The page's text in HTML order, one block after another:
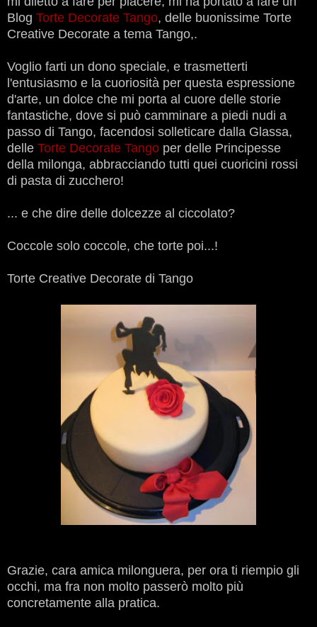
Blog Torte Decorate Tango, delle buonissime Torte
Creative Decorate a tema Tango,.
Voglio farti un dono speciale, e trasmetterti
l'entusiasmo e la cuoriosità per questa espressione
d'arte, un dolce che mi porta al cuore delle storie
fantastiche, dove si può camminare a piedi nudi a
passo di Tango, facendosi solleticare dalla Glassa,
delle Torte Decorate Tango per delle Principesse
della milonga, abbracciando tutti quei cuoricini rossi
di pasta di zucchero!
... e che dire delle dolcezze al ciccolato?
Coccole solo coccole, che torte poi...!
Torte Creative Decorate di Tango
Grazie, cara amica milonguera, per ora ti riempio gli
occhi, ma fra non molto passerò molto più
concretamente alla pratica.